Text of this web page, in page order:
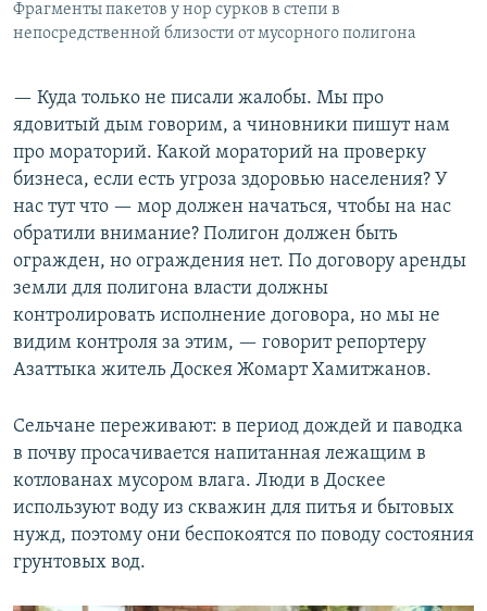
Фрагменты пакетов у нор сурков в степи в
непосредственной близости от мусорного полигона
— Куда только не писали жалобы. Мы про
ядовитый дым говорим, а чиновники пишут нам
про мораторий. Какой мораторий на проверку
бизнеса, если есть угроза здоровью населения? У
нас тут что — мор должен начаться, чтобы на нас
обратили внимание? Полигон должен быть
огражден, но ограждения нет. По договору аренды
земли для полигона власти должны
контролировать исполнение договора, но мы не
видим контроля за этим, — говорит репортеру
Азаттыка житель Доскея Жомарт Хамитжанов.
Сельчане переживают: в период дождей и паводка
в почву просачивается напитанная лежащим в
котлованах мусором влага. Люди в Доскее
используют воду из скважин для питья и бытовых
нужд, поэтому они беспокоятся по поводу состояния
грунтовых вод.